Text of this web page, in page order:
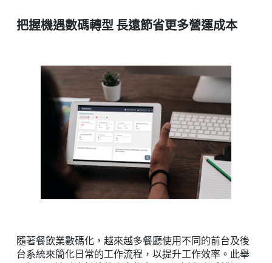
把握機遇數碼轉型 長遠節省更多營運成本
隨著餐飲業數碼化，越來越多餐廳使用不同的前台及後
台系統來簡化日常的工作流程，以提升工作效率。此舉